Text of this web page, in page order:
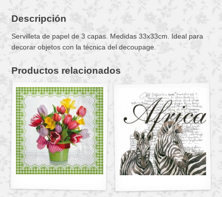
Descripción
Servilleta de papel de 3 capas. Medidas 33x33cm. Ideal para
decorar objetos con la técnica del decoupage.
Productos relacionados